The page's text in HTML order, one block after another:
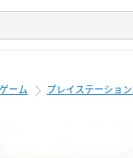
ーム プレイステーション